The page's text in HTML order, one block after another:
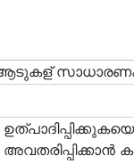
ആടുകള്